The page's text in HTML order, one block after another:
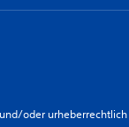
oder